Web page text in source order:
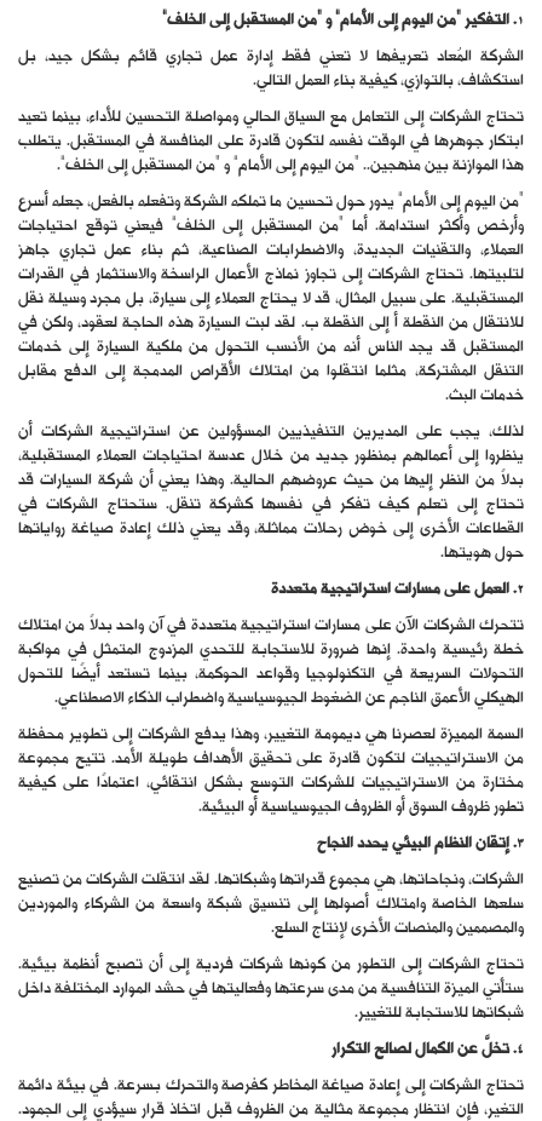
1. التفكير “من اليوم إلى الأمام” و “من المستقبل إلى الخلف”
الشركة المُعاد تعريفها لا تعني فقط إدارة عمل تجاري قائم بشكل جيد، بل
استكشاف، بالتوازي، كيفية بناء العمل التالي.
تحتاج الشركات إلى التعامل مع السياق الحالي ومواصلة التحسين للأداء، بينما تعيد
ابتكار جوهرها في الوقت نفسه لتكون قادرة على المنافسة في المستقبل. يتطلب
هذا الموازنة بين منهجين.. “من اليوم إلى الأمام” و “من المستقبل إلى الخلف”.
“من اليوم إلى الأمام” يدور حول تحسين ما تملكه الشركة وتفعله بالفعل، جعله أسرع
وأرخص وأكثر استدامة. أما “من المستقبل إلى الخلف” فيعني توقع احتياجات
العملاء، والتقنيات الجديدة، والاضطرابات الصناعية، ثم بناء عمل تجاري جاهز
لتلبيتها. تحتاج الشركات إلى تجاوز نماذج الأعمال الراسخة والاستثمار في القدرات
المستقبلية. على سبيل المثال، قد لا يحتاج العملاء إلى سيارة، بل مجرد وسيلة نقل
للانتقال من النقطة أ إلى النقطة ب. لقد لبت السيارة هذه الحاجة لعقود، ولكن في
المستقبل قد يجد الناس أنه من الأنسب التحول من ملكية السيارة إلى خدمات
التنقل المشتركة، مثلما انتقلوا من امتلاك الأقراص المدمجة إلى الدفع مقابل
خدمات البث.
لذلك، يجب على المديرين التنفيذيين المسؤولين عن استراتيجية الشركات أن
ينظروا إلى أعمالهم بمنظور جديد من خلال عدسة احتياجات العملاء المستقبلية،
بدلاً من النظر إليها من حيث عروضهم الحالية. وهذا يعني أن شركة السيارات قد
تحتاج إلى تعلم كيف تفكر في نفسها كشركة تنقل. ستحتاج الشركات في
القطاعات الأخرى إلى خوض رحلات مماثلة، وقد يعني ذلك إعادة صياغة رواياتها
حول هويتها.
2. العمل على مسارات استراتيجية متعددة
تتحرك الشركات الآن على مسارات استراتيجية متعددة في آن واحد بدلاً من امتلاك
خطة رئيسية واحدة. إنها ضرورة للاستجابة للتحدي المزدوج المتمثل في مواكبة
التحولات السريعة في التكنولوجيا وقواعد الحوكمة، بينما تستعد أيضًا للتحول
الهيكلي الأعمق الناجم عن الضغوط الجيوسياسية واضطراب الذكاء الاصطناعي.
السمة المميزة لعصرنا هي ديمومة التغيير، وهذا يدفع الشركات إلى تطوير محفظة
من الاستراتيجيات لتكون قادرة على تحقيق الأهداف طويلة الأمد. تتيح مجموعة
مختارة من الاستراتيجيات للشركات التوسع بشكل انتقائي، اعتمادًا على كيفية
تطور ظروف السوق أو الظروف الجيوسياسية أو البيئية.
3. إتقان النظام البيئي يحدد النجاح
الشركات، ونجاحاتها، هي مجموع قدراتها وشبكاتها. لقد انتقلت الشركات من تصنيع
سلعها الخاصة وامتلاك أصولها إلى تنسيق شبكة واسعة من الشركاء والموردين
والمصممين والمنصات الأخرى لإنتاج السلع.
تحتاج الشركات إلى التطور من كونها شركات فردية إلى أن تصبح أنظمة بيئية.
ستأتي الميزة التنافسية من مدى سرعتها وفعاليتها في حشد الموارد المختلفة داخل
شبكاتها للاستجابة للتغيير.
4. تخلَّ عن الكمال لصالح التكرار
تحتاج الشركات إلى إعادة صياغة المخاطر كفرصة والتحرك بسرعة. في بيئة دائمة
التغير، فإن انتظار مجموعة مثالية من الظروف قبل اتخاذ قرار سيؤدي إلى الجمود.